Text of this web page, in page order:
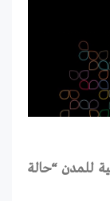
للمدن “حالة